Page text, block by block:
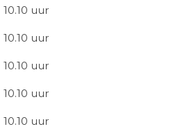
10.10 uur
10.10 uur
10.10 uur
10.10 uur
10.10 uur